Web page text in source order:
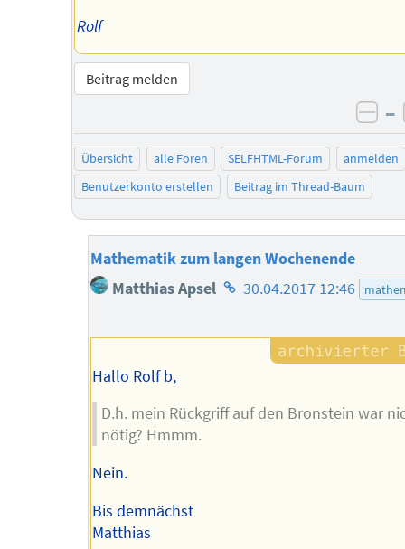
Rolf
Beitrag melden
–
Übersicht alle Foren SELFHTML-Forum
anmelden
Benutzerkonto erstellen
Beitrag im Thread-Baum
Mathematik zum langen Wochenende
Matthias Apsel Homepage
Autors
30.04.2017 12:46
Hallo Rolf b,
D.h. mein Rückgriff auf den Bronstein war
nötig? Hmmm.
Nein.
Bis demnächst
Matthias